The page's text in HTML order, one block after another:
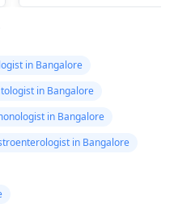
बेहतर ढंग से प्रबंधित करने में
आपकी मदद कर सकते हैं।
in Bangalore
in Bangalore
in Bangalore
in Bangalore